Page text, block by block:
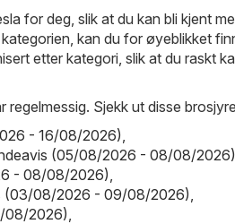
for deg, slik at du kan bli kjent
kan du for øyeblikket
etter kategori, slik at du raskt
Sjekk ut disse
- 16/08/2026)
(05/08/2026 - 08/08/2026)
- 08/08/2026)
(03/08/2026 - 09/08/2026)
08/2026)